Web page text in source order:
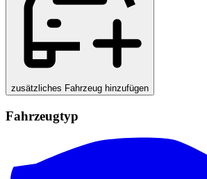
zusätzliches Fahrzeug hinzufügen
Fahrzeugtyp